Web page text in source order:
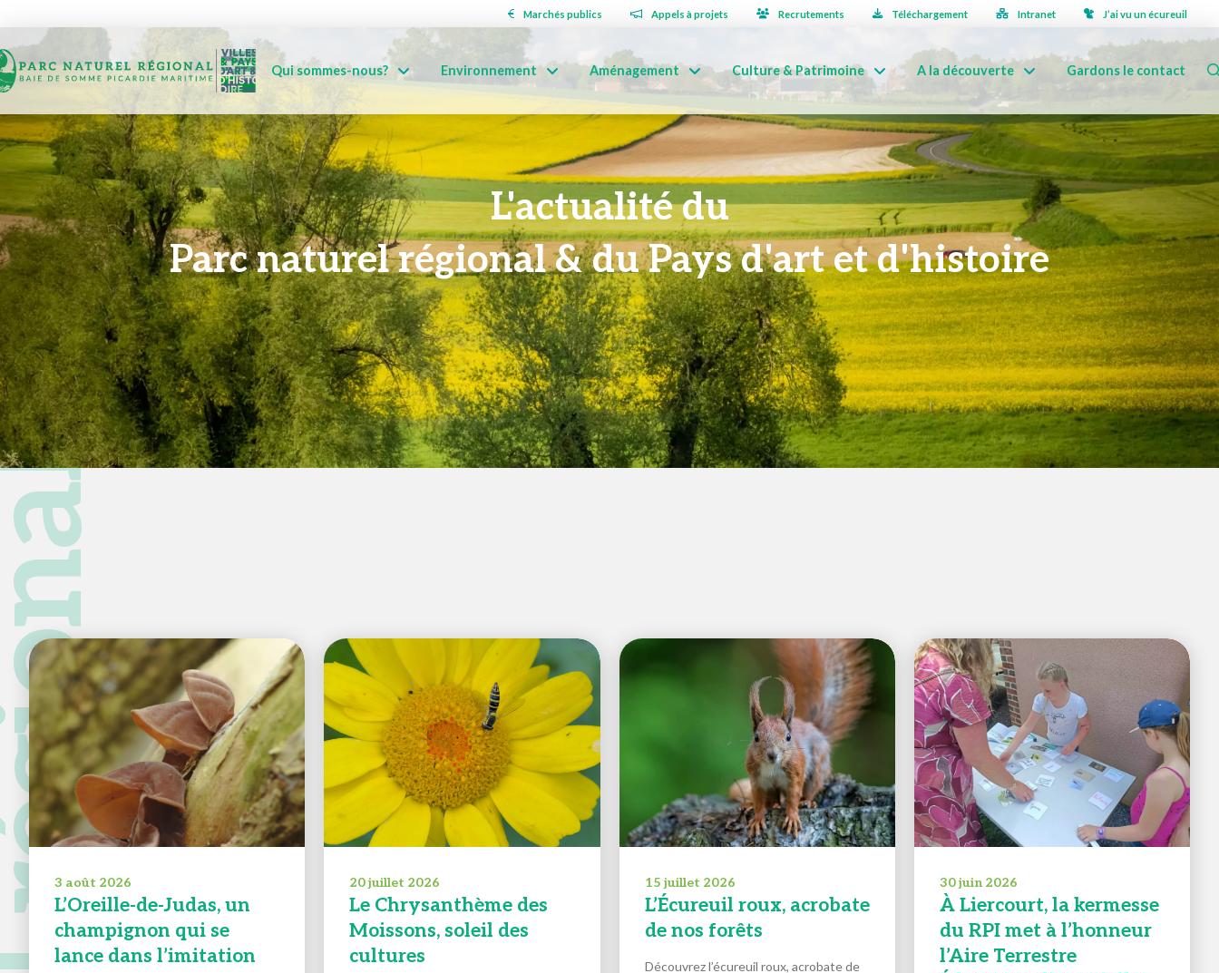
Marchés publics Appels à projets Recrutements Téléchargement Intranet J’ai vu un écureuil
Qui sommes-nous? Environnement Aménagement Culture & Patrimoine A la découverte Gardons le contact
L'actualité du
Parc naturel régional & du Pays d'art et d'histoire
3 août 2026
L’Oreille-de-Judas, un
champignon qui se
lance dans l’imitation
20 juillet 2026
Le Chrysanthème des
Moissons, soleil des
cultures
15 juillet 2026
L’Écureuil roux, acrobate
de nos forêts
Découvrez l’écureuil roux, acrobate de
30 juin 2026
À Liercourt, la kermesse
du RPI met à l’honneur
l’Aire Terrestre